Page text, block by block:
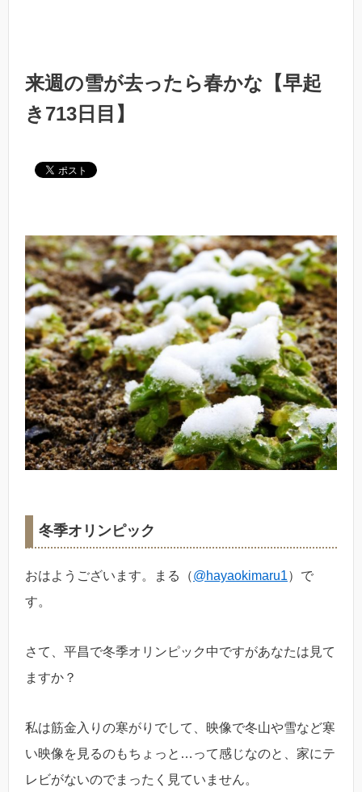
来週の雪が去ったら春かな【早起
き713日目】
冬季オリンピック
おはようございます。まる（@hayaokimaru1）で
す。
さて、平昌で冬季オリンピック中ですがあなたは見て
ますか？
私は筋金入りの寒がりでして、映像で冬山や雪など寒
い映像を見るのもちょっと…って感じなのと、家にテ
レビがないのでまったく見ていません。